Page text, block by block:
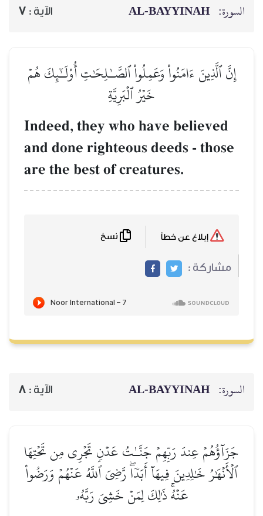
السورة: AL‑BAYYINAH الآية : 7
إِنَّ ٱلَّذِينَ ءَامَنُواْ وَعَمِلُواْ ٱلصَّـٰلِحَٰتِ أُوْلَـٰٓئِكَ هُمۡ
خَيۡرُ ٱلۡبَرِيَّةِ
Indeed, they who have believed
and done righteous deeds - those
are the best of creatures.
مشاركة :
السورة: AL‑BAYYINAH الآية : 8
جَزَآؤُهُمۡ عِندَ رَبِّهِمۡ جَنَّـٰتُ عَدۡنٖ تَجۡرِي مِن تَحۡتِهَا
ٱلۡأَنۡهَٰرُ خَٰلِدِينَ فِيهَآ أَبَدٗاۖ رَّضِيَ ٱللَّهُ عَنۡهُمۡ وَرَضُواْ
عَنۡهُۚ ذَٰلِكَ لِمَنۡ خَشِيَ رَبَّهُۥ